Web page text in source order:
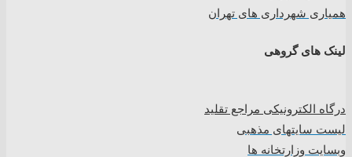
همیاری شهرداری های تهران
لینک های گروهی
درگاه الکترونیکی مراجع تقلید
لیست سایتهای مذهبی
وبسایت وزارتخانه ها